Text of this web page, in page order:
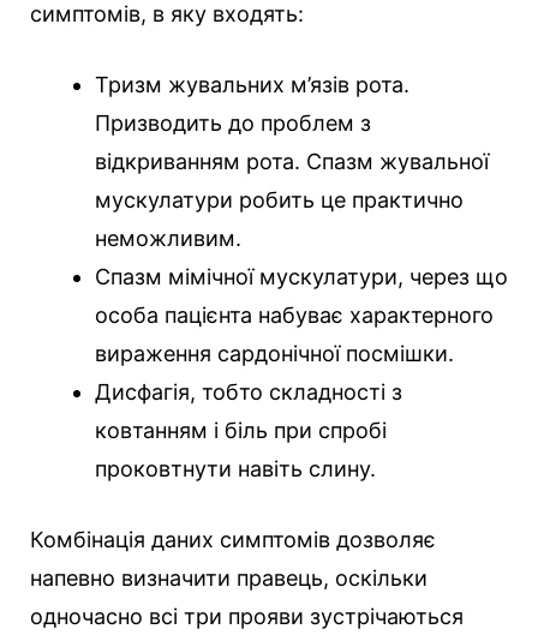
симптомів, в яку входять:
Тризм жувальних м’язів рота.
Призводить до проблем з
відкриванням рота. Спазм жувальної
мускулатури робить це практично
неможливим.
Спазм мімічної мускулатури, через що
особа пацієнта набуває характерного
вираження сардонічної посмішки.
Дисфагія, тобто складності з
ковтанням і біль при спробі
проковтнути навіть слину.
Комбінація даних симптомів дозволяє
напевно визначити правець, оскільки
одночасно всі три прояви зустрічаються